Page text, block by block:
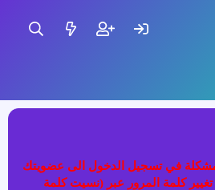
مشكلة في تسجيل الدخول الى عضويتك
كلمة المرور عبر (نسيت كلمة